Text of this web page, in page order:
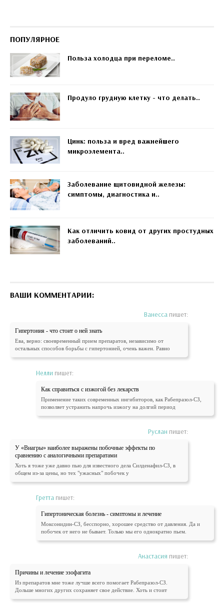
ПОПУЛЯРНОЕ
Польза холодца при переломе..
Продуло грудную клетку - что делать..
Цинк: польза и вред важнейшего
микроэлемента..
Заболевание щитовидной железы:
симптомы, диагностика и..
Как отличить ковид от других простудных
заболеваний..
ВАШИ КОММЕНТАРИИ:
Ванесса пишет:
Гипертония - что стоит о ней знать
Ева, верно: своевременный прием препаратов, независимо от
остальных способов борьбы с гипертонией, очень важен. Равно
Нелли пишет:
Как справиться с изжогой без лекарств
Применение таких современных ингибиторов, как Рабепразол-СЗ,
позволяет устранить напрочь изжогу на долгий период
Руслан пишет:
У «Виагры» наиболее выражены побочные эффекты по
сравнению с аналогичными препаратами
Хоть я тоже уже давно пью для известного дела Силденафил-СЗ, в
общем из-за цены, но тех "ужасных" побочек у
Гретта пишет:
Гипертоническая болезнь - симптомы и лечение
Моксонидин-СЗ, бесспорно, хорошее средство от давления. Да и
побочек от него не бывает. Только мы его однократно пьем.
Анастасия пишет:
Причины и лечение эзофагита
Из препаратов мне тоже лучше всего помогает Рабепразол-СЗ.
Дольше многих других сохраняет свое действие. Хоть и стоит